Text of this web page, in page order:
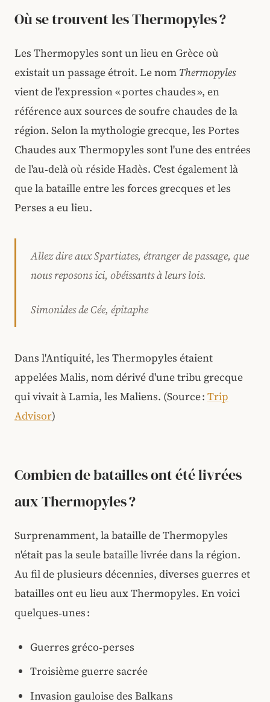
Où se trouvent les Thermopyles ?
Les Thermopyles sont un lieu en Grèce où
existait un passage étroit. Le nom Thermopyles
vient de l'expression « portes chaudes », en
référence aux sources de soufre chaudes de la
région. Selon la mythologie grecque, les Portes
Chaudes auxThermopyles sont l'une des entrées
de l'au‑delà où réside Hadès. C'est également là
que la bataille entre les forces grecques et les
Perses a eu lieu.
Allez dire aux Spartiates, étranger de passage, que
nous reposons ici, obéissants à leurs lois.
Simonides de Cée, épitaphe
Dans l'Antiquité, les Thermopyles étaient
appelées Malis, nom dérivé d'une tribu grecque
qui vivait à Lamia, les Maliens. (Source : Trip
Advisor)
Combien de batailles ont été livrées
aux Thermopyles ?
Surprenamment, la bataille de Thermopyles
n'était pas la seule bataille livrée dans la région.
Au fil de plusieurs décennies, diverses guerres et
batailles ont eu lieu auxThermopyles. En voici
quelques‑unes :
Guerres gréco‑perses
Troisième guerre sacrée
Invasion gauloise des Balkans